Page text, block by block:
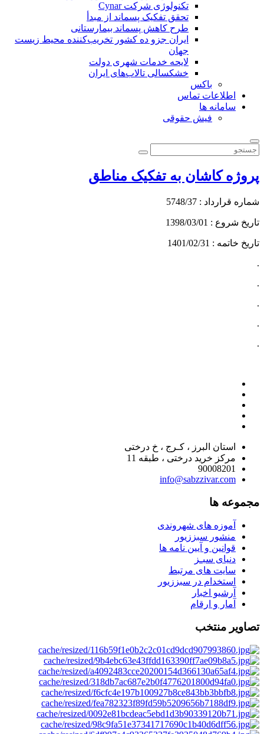
تکنولوژی شرکت Cynar
تحقق تفکیک پسماند از مبدأ
طرح کاهش پسماند بیمارستانی
ايران جزو ده كشور تخريب‌كننده محيط زيست
جهان
لایحه خدمات شهری دولت
خشکسالی تالاب‌های ایران
باکس
اطلاعات تماس
سامانه ها
فیش حقوقی
پروژه کاشان به تفکیک مناطق
شماره قرارداد : 5748/37
تاریخ شروع : 1398/03/01
تاریخ خاتمه : 1401/02/31
.
.
.
.
.
استان البرز ، کـرج ، خ درختی
مرکز خرید درختی ، طبقه 11
90008201
info@sabzzivar.com
مجموعه ها
آموزه های شهروندی
منشور سبززیور
قوانین و آیین نامه ها
دنیای سبـز
سایت های مرتبط
استخدام در سبززیور
آرشیو اخبار
آمار و ارقام
تصاویر منتخب